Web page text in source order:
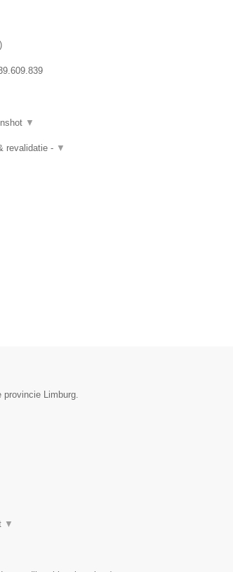
▼
revalidatie - ▼
provincie Limburg.
▼